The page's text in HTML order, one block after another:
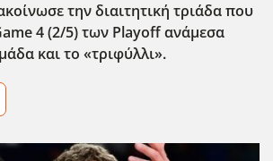
την διαιτητική τριάδα που
4 (2/5) των Playoff ανάμεσα
και το «τριφύλλι».